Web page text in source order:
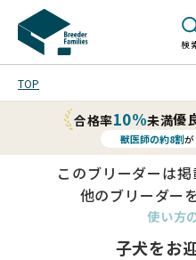
検
TOP
合格率10%未満優
獣医師の約8割が
このブリーダーは掲
他のブリーダー
使い方
子犬をお